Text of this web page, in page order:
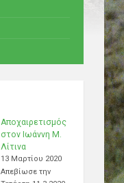
Αποχαιρετισμός
στον Ιωάννη Μ.
Λίτινα
13 Μαρτίου 2020
Απεβίωσε την